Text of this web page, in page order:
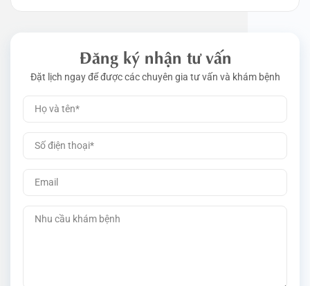
Đăng ký nhận tư vấn
Đặt lịch ngay để được các chuyên gia tư vấn và khám bệnh